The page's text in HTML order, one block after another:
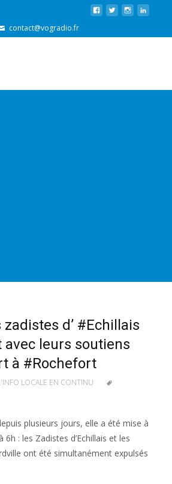
contact@vogradio.fr
zadistes d’ #Echillais
leurs soutiens
à #Rochefort
LOCALE EN CONTINU
plusieurs jours, elle a été mise à
: les Zadistes d’Echillais et les
ont été simultanément expulsés